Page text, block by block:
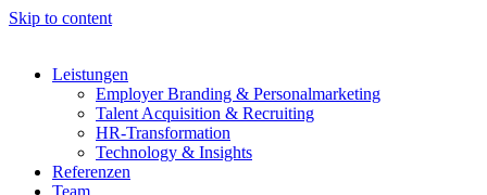
Skip to content
Leistungen
Employer Branding & Personalmarketing
Talent Acquisition & Recruiting
HR-Transformation
Technology & Insights
Referenzen
Team